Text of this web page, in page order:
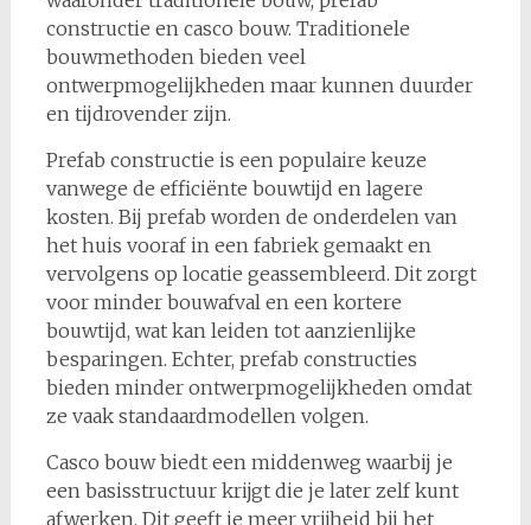
constructie en casco bouw. Traditionele
bouwmethoden bieden veel
ontwerpmogelijkheden maar kunnen duurder
en tijdrovender zijn.
Prefab constructie is een populaire keuze
vanwege de efficiënte bouwtijd en lagere
kosten. Bij prefab worden de onderdelen van
het huis vooraf in een fabriek gemaakt en
vervolgens op locatie geassembleerd. Dit zorgt
voor minder bouwafval en een kortere
bouwtijd, wat kan leiden tot aanzienlijke
besparingen. Echter, prefab constructies
bieden minder ontwerpmogelijkheden omdat
ze vaak standaardmodellen volgen.
Casco bouw biedt een middenweg waarbij je
een basisstructuur krijgt die je later zelf kunt
afwerken. Dit geeft je meer vrijheid bij het